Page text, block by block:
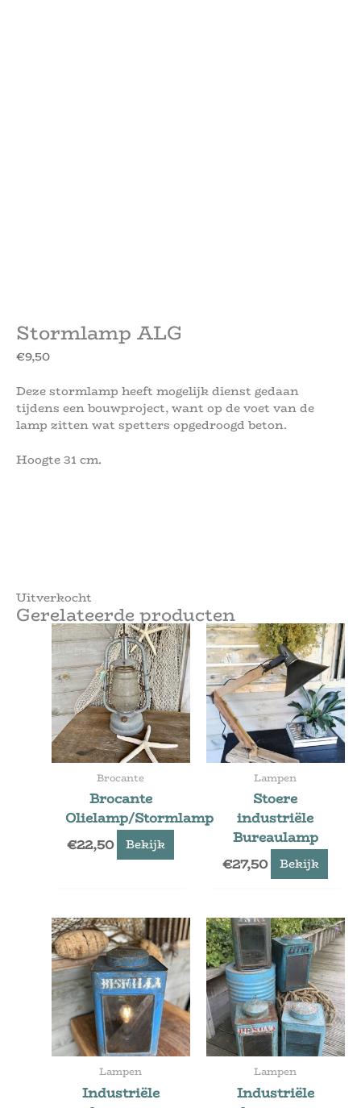
Stormlamp ALG
€9,50
Deze stormlamp heeft mogelijk dienst gedaan
tijdens een bouwproject, want op de voet van de
lamp zitten wat spetters opgedroogd beton.
Hoogte 31 cm.
Uitverkocht
Gerelateerde producten
Brocante
Brocante
Olielamp/Stormlamp
€22,50 Bekijk
Lampen
Stoere
industriële
Bureaulamp
€27,50 Bekijk
Lampen
Industriële
Lampen
Industriële